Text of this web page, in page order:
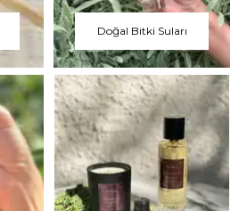
Doğal Bitki Suları